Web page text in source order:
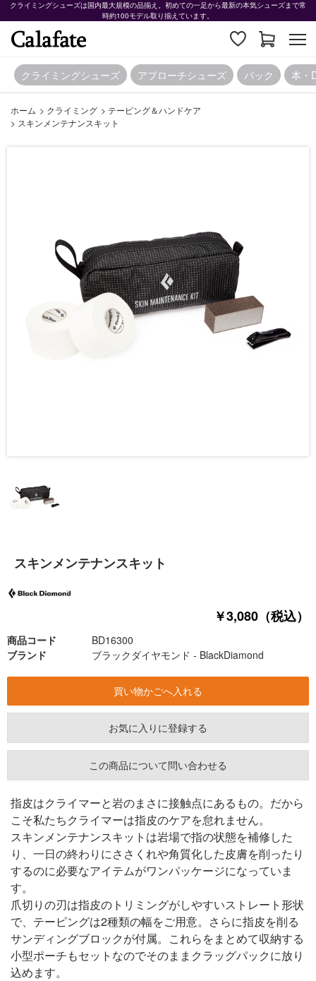
クライミングシューズは国内最大規模の品揃え。初めての一足から最新の本気シューズまで常
時約100モデル取り揃えています。
クライミングシューズ アプローチシューズ パック 本・
ホーム > クライミング > テーピング＆ハンドケア
> スキンメンテナンスキット
スキンメンテナンスキット
￥3,080（税込）
商品コード
BD16300
ブランド
ブラックダイヤモンド - BlackDiamond
お気に入りに登録する
この商品について問い合わせる
指皮はクライマーと岩のまさに接触点にあるもの。だから
こそ私たちクライマーは指皮のケアを怠れません。
スキンメンテナンスキットは岩場で指の状態を補修した
り、一日の終わりにささくれや角質化した皮膚を削ったり
するのに必要なアイテムがワンパッケージになっていま
す。
爪切りの刃は指皮のトリミングがしやすいストレート形状
で、テーピングは2種類の幅をご用意。さらに指皮を削る
サンディングブロックが付属。これらをまとめて収納する
小型ポーチもセットなのでそのままクラッグパックに放り
込めます。